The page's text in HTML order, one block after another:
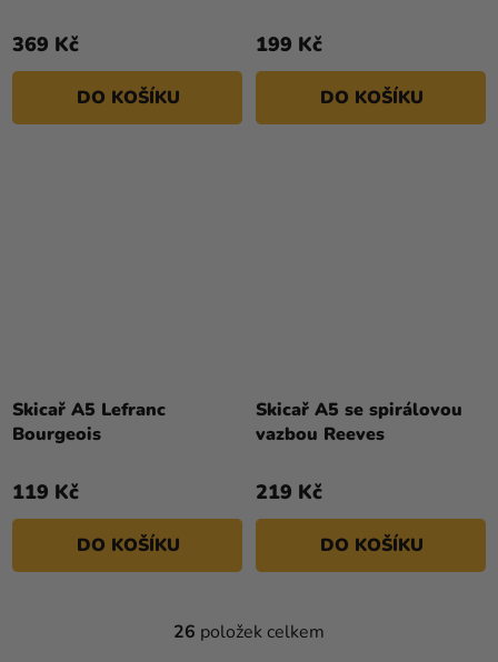
369 Kč
DO KOŠÍKU
199 Kč
DO KOŠÍKU
Skicař A5 Lefranc
Bourgeois
119 Kč
DO KOŠÍKU
Skicař A5 se spirálovou
vazbou Reeves
219 Kč
DO KOŠÍKU
O
26 položek celkem